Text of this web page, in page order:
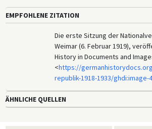
EMPFOHLENE ZITATION
Die erste Sitzung der
Weimar (6. Februar 1919),
History in Documents and
<https://
republik-1918-1933/ghdi:image-
ÄHNLICHE QUELLEN